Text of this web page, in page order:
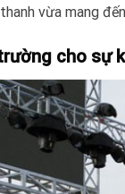
vừa mang
cho sự